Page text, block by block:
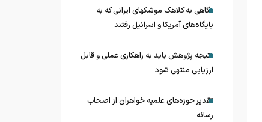
نگاهی به کلاهک‎ موشک‎های ایرانی که به
پایگاه‌های آمریکا و اسرائیل رفتند
نتیجه پژوهش باید به راهکاری عملی و قابل
ارزیابی منتهی شود
تقدیر حوزه‌های علمیه خواهران از اصحاب
رسانه